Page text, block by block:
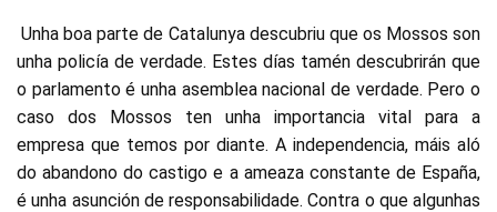
Unha boa parte de Catalunya descubriu que os Mossos son
unha policía de verdade. Estes días tamén descubrirán que
o parlamento é unha asemblea nacional de verdade. Pero o
caso dos Mossos ten unha importancia vital para a
empresa que temos por diante. A independencia, máis aló
do abandono do castigo e a ameaza constante de España,
é unha asunción de responsabilidade. Contra o que algunhas